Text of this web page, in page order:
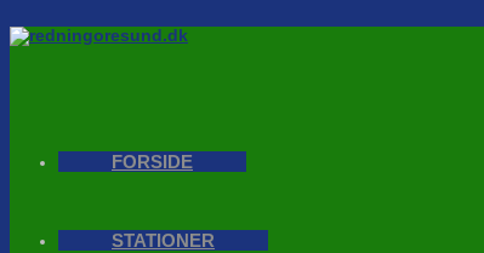
FORSIDE
STATIONER